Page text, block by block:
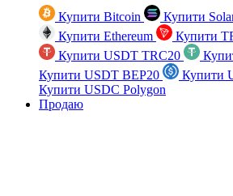
Купити Bitcoin Купити
Купити Ethereum
Купити
Купити USDT TRC20
Купити USDT BEP20
Купити
Купити USDC Polygon
Продаю